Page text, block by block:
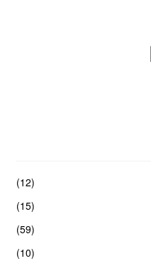
(12)
(15)
(59)
(10)